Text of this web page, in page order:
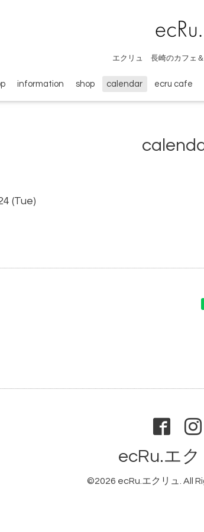
エクリュ 長崎のカフェ
information shop calendar ecru cafe
(Tue)
ecRu.エク
©2026 ecRu.エクリュ . All